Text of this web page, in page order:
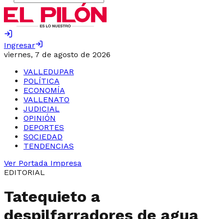
Ingresar
viernes, 7 de agosto de 2026
VALLEDUPAR
POLÍTICA
ECONOMÍA
VALLENATO
JUDICIAL
OPINIÓN
DEPORTES
SOCIEDAD
TENDENCIAS
Ver Portada Impresa
EDITORIAL
Tatequieto a